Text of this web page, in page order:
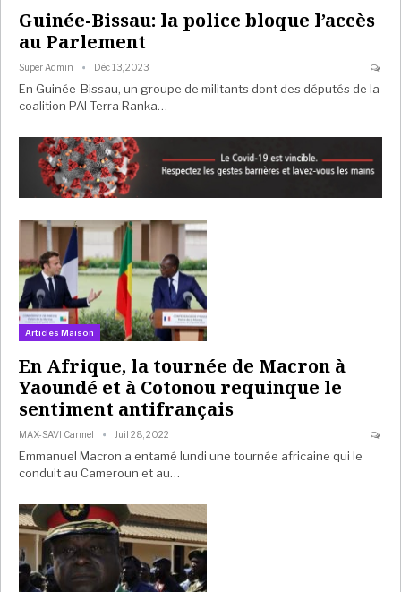
Guinée-Bissau: la police bloque l’accès
au Parlement
Super Admin Déc 13, 2023
En Guinée-Bissau, un groupe de militants dont des députés de la
coalition PAI-Terra Ranka…
Articles Maison
En Afrique, la tournée de Macron à
Yaoundé et à Cotonou requinque le
sentiment antifrançais
MAX-SAVI Carmel Juil 28, 2022
Emmanuel Macron a entamé lundi une tournée africaine qui le
conduit au Cameroun et au…